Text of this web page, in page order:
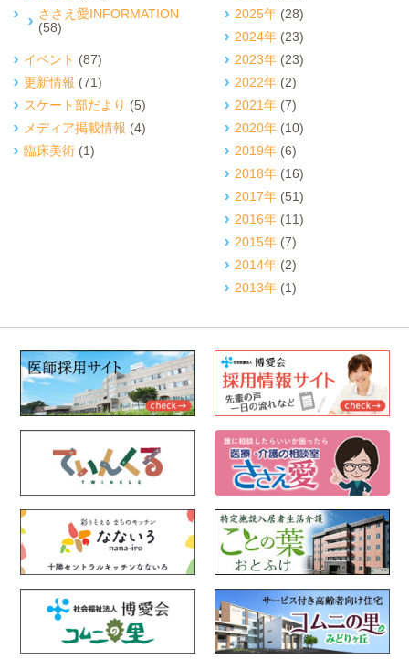
ささえ愛INFORMATION
(58)
イベント (87)
更新情報 (71)
スケート部だより (5)
メディア掲載情報 (4)
臨床美術 (1)
2025年 (28)
2024年 (23)
2023年 (23)
2022年 (2)
2021年 (7)
2020年 (10)
2019年 (6)
2018年 (16)
2017年 (51)
2016年 (11)
2015年 (7)
2014年 (2)
2013年 (1)